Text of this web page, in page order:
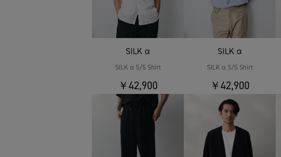
SILK α
SILK α S/S Shirt
￥42,900
SILK α
SILK α S/S Shirt
￥42,900